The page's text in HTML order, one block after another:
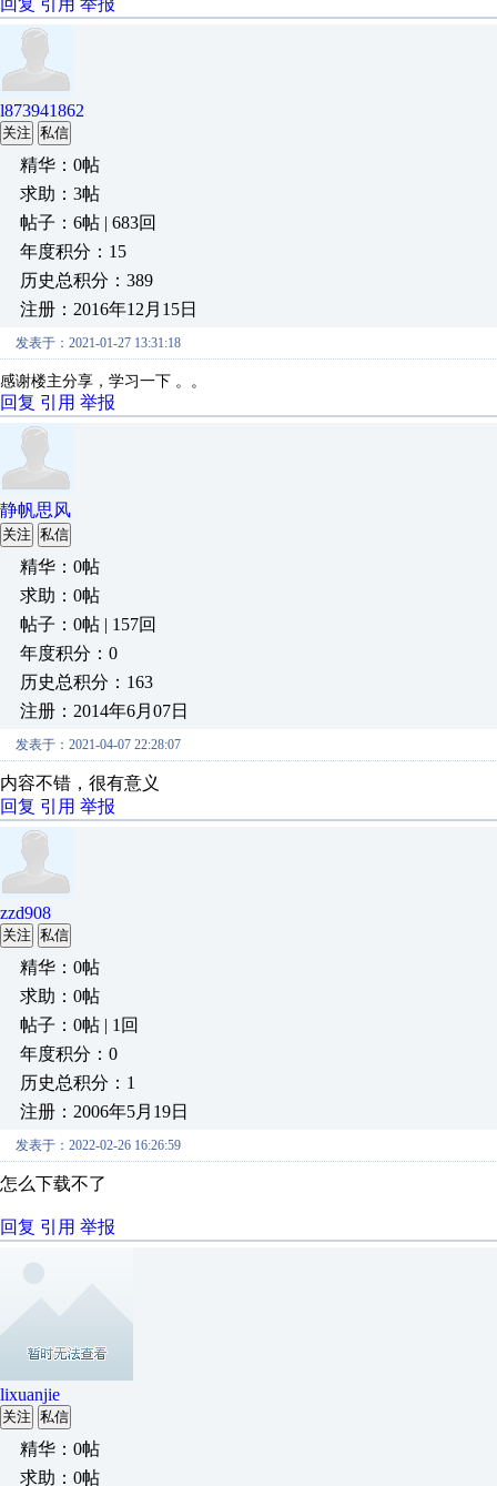
回复 引用 举报
l873941862
关注 私信
精华：0帖
求助：3帖
帖子：6帖 | 683回
年度积分：15
历史总积分：389
注册：2016年12月15日
发表于：2021-01-27 13:31:18
感谢楼主分享，学习一下 。。
回复 引用 举报
静帆思风
关注 私信
精华：0帖
求助：0帖
帖子：0帖 | 157回
年度积分：0
历史总积分：163
注册：2014年6月07日
发表于：2021-04-07 22:28:07
内容不错，很有意义
回复 引用 举报
zzd908
关注 私信
精华：0帖
求助：0帖
帖子：0帖 | 1回
年度积分：0
历史总积分：1
注册：2006年5月19日
发表于：2022-02-26 16:26:59
怎么下载不了
回复 引用 举报
lixuanjie
关注 私信
精华：0帖
求助：0帖